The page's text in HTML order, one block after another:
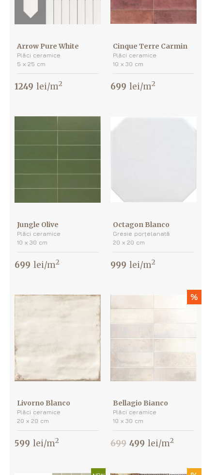
Arrow Pure White
Plăci ceramice
5 х 25 cm
1249 lei/m2
Cinque Terre Carmin
Plăci ceramice
10 х 30 cm
699 lei/m2
Jungle Olive
Plăci ceramice
10 х 30 cm
699 lei/m2
Octagon Blanco
Gresie porțelanată
20 х 20 cm
999 lei/m2
Livorno Blanco
Plăci ceramice
20 х 20 cm
599 lei/m2
%
Bellagio Bianco
Plăci ceramice
10 х 30 cm
699 499 lei/m2